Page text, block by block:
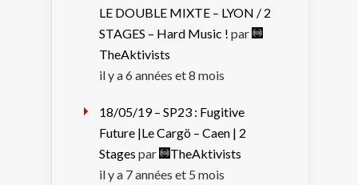
LE DOUBLE MIXTE – LYON / 2
STAGES – Hard Music ! par
TheAktivists
il y a 6 années et 8 mois
18/05/19 – SP23 : Fugitive
Future |Le Cargö – Caen | 2
Stages par
TheAktivists
il y a 7 années et 5 mois